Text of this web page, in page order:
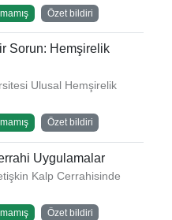
Özet bildiri
Sorun: Hemşirelik
Ulusal Hemşirelik
Özet bildiri
Uygulamalar
Kalp Cerrahisinde
Özet bildiri